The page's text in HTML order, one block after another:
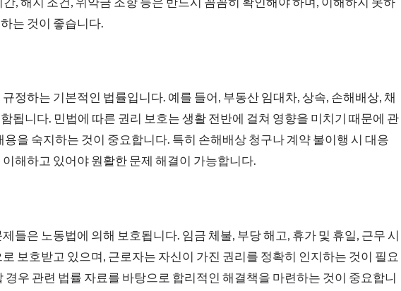
는 것이 좋습니다.
정하는 기본적인 법률입니다. 예를 들어, 부동산 임대차, 상속, 손해배상, 채
됩니다. 민법에 따른 권리 보호는 생활 전반에 걸쳐 영향을 미치기 때문에 관
용을 숙지하는 것이 중요합니다. 특히 손해배상 청구나 계약 불이행 시 대응
해하고 있어야 원활한 문제 해결이 가능합니다.
들은 노동법에 의해 보호됩니다. 임금 체불, 부당 해고, 휴가 및 휴일, 근무 시
보호받고 있으며, 근로자는 자신이 가진 권리를 정확히 인지하는 것이 필요
경우 관련 법률 자료를 바탕으로 합리적인 해결책을 마련하는 것이 중요합니